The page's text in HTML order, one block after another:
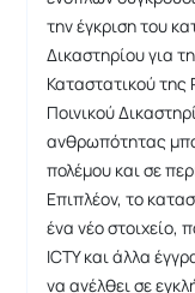
την έγκριση του
Δικαστηρίου για
Καταστατικού της
Ποινικού
ανθρωπότητας
πολέμου και σε
Επιπλέον, το
ένα νέο στοιχείο,
ICTY και άλλα
να ανέλθει σε